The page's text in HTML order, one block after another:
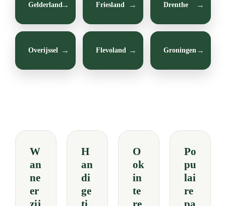
Gelderland Friesland Drenthe
Overijssel Flevoland Groningen
W
an
ne
er
H
an
di
ge
O
ok
in
te
Po
pu
lai
re